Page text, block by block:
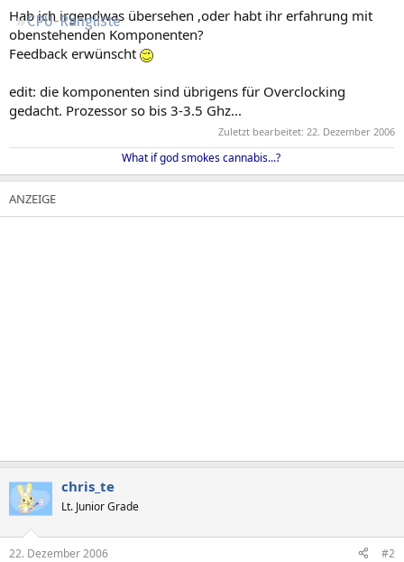
CPU-Rangliste
Hab ich irgendwas übersehen ,oder habt ihr erfahrung mit
obenstehenden Komponenten?
Feedback erwünscht
edit: die komponenten sind übrigens für Overclocking
gedacht. Prozessor so bis 3-3.5 Ghz...
Zuletzt bearbeitet: 22. Dezember 2006
What if god smokes cannabis...?
chris_te
Lt. Junior Grade
22. Dezember 2006 #2